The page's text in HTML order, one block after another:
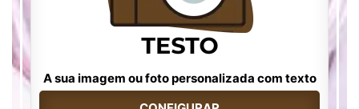
A sua imagem ou foto personalizada com texto